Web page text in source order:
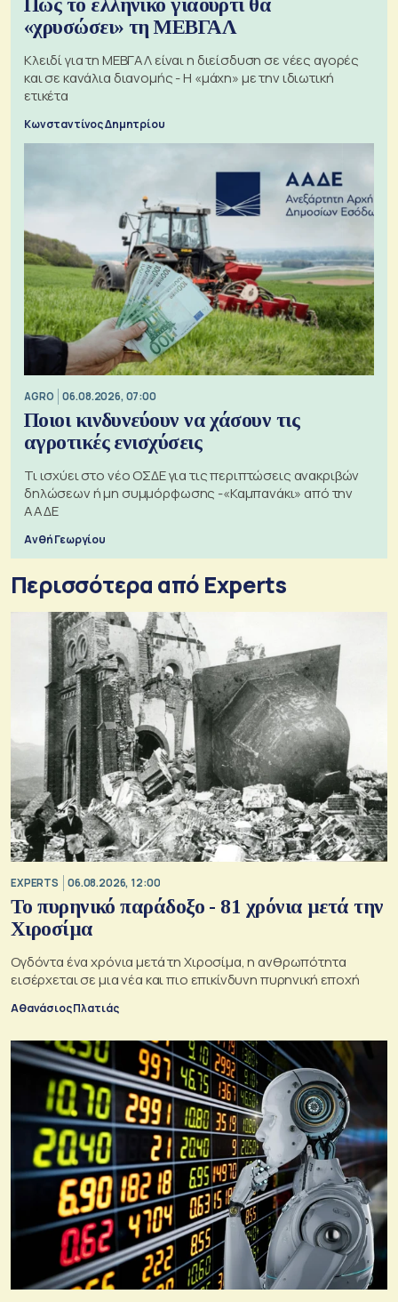
Πώς το ελληνικό γιαούρτι θα
«χρυσώσει» τη ΜΕΒΓΑΛ
Κλειδί για τη ΜΕΒΓΑΛ είναι η διείσδυση σε νέες αγορές
και σε κανάλια διανομής - Η «μάχη» με την ιδιωτική
ετικέτα
Κωνσταντίνος Δημητρίου
AGRO 06.08.2026, 07:00
Ποιοι κινδυνεύουν να χάσουν τις
αγροτικές ενισχύσεις
Τι ισχύει στο νέο ΟΣΔΕ για τις περιπτώσεις ανακριβών
δηλώσεων ή μη συμμόρφωσης -«Καμπανάκι» από την
ΑΑΔΕ
Ανθή Γεωργίου
Περισσότερα από Experts
EXPERTS 06.08.2026, 12:00
Το πυρηνικό παράδοξο - 81 χρόνια μετά την
Χιροσίμα
Ογδόντα ένα χρόνια μετά τη Χιροσίμα, η ανθρωπότητα
εισέρχεται σε μια νέα και πιο επικίνδυνη πυρηνική εποχή
Αθανάσιος Πλατιάς